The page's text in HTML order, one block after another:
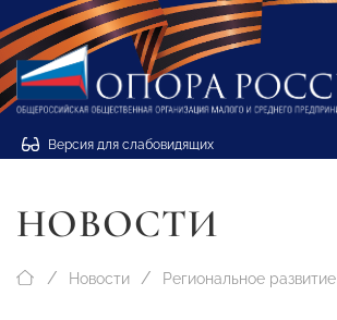
Версия для слабовидящих
НОВОСТИ
Новости Региональное развитие